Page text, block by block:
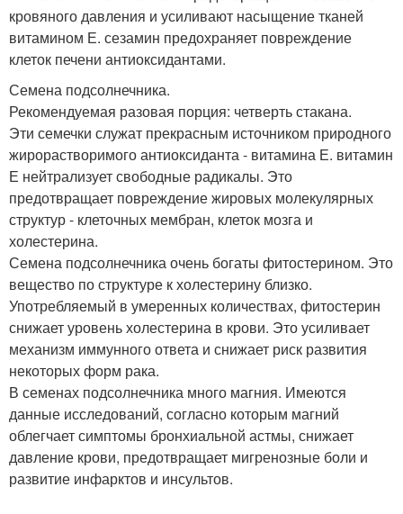
кровяного давления и усиливают насыщение тканей
витамином Е. сезамин предохраняет повреждение
клеток печени антиоксидантами.
Семена подсолнечника.
Рекомендуемая разовая порция: четверть стакана.
Эти семечки служат прекрасным источником природного
жирорастворимого антиоксиданта - витамина Е. витамин
Е нейтрализует свободные радикалы. Это
предотвращает повреждение жировых молекулярных
структур - клеточных мембран, клеток мозга и
холестерина.
Семена подсолнечника очень богаты фитостерином. Это
вещество по структуре к холестерину близко.
Употребляемый в умеренных количествах, фитостерин
снижает уровень холестерина в крови. Это усиливает
механизм иммунного ответа и снижает риск развития
некоторых форм рака.
В семенах подсолнечника много магния. Имеются
данные исследований, согласно которым магний
облегчает симптомы бронхиальной астмы, снижает
давление крови, предотвращает мигренозные боли и
развитие инфарктов и инсультов.